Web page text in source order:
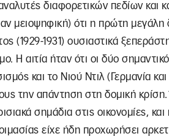
διαφορετικών πεδίων και
μειοψηφική) ότι η πρώτη μεγάλη
(1929-1931) ουσιαστικά
Η αιτία ήταν ότι οι δύο
και το Νιού Ντιλ (Γερμανία
την απάντηση στη δομική
σημάδια στις οικονομίες,
είχε ήδη προχωρήσει